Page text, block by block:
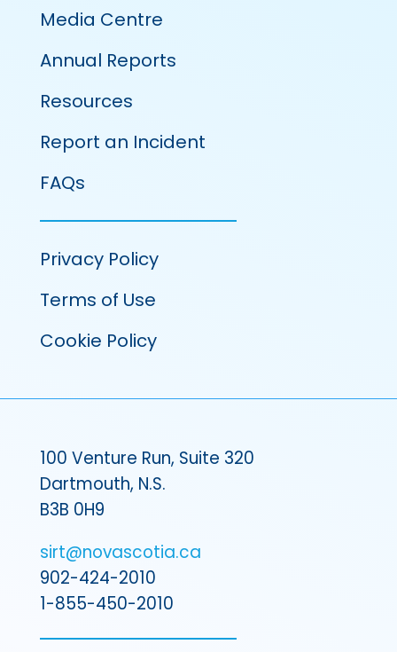
Media Centre
Annual Reports
Resources
Report an Incident
FAQs
Privacy Policy
Terms of Use
Cookie Policy
100 Venture Run, Suite 320
Dartmouth, N.S.
B3B 0H9
sirt@novascotia.ca
902-424-2010
1-855-450-2010